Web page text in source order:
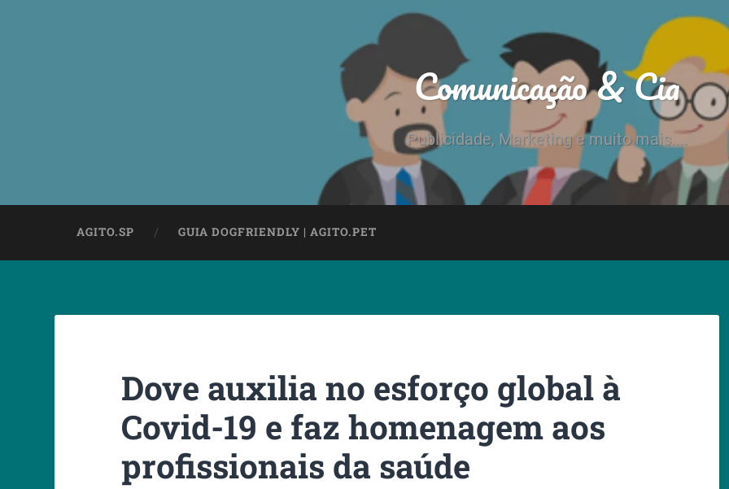
Comunicação & Cia
Publicidade, Marketing e muito mais....
AGITO.SP GUIA DOGFRIENDLY | AGITO.PET
Dove auxilia no esforço global à
Covid-19 e faz homenagem aos
profissionais da saúde